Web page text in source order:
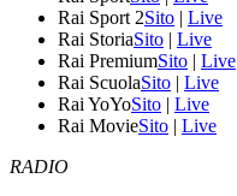
Rai Sport 2Sito | Live
Rai StoriaSito | Live
Rai PremiumSito | Live
Rai ScuolaSito | Live
Rai YoYoSito | Live
Rai MovieSito | Live
RADIO